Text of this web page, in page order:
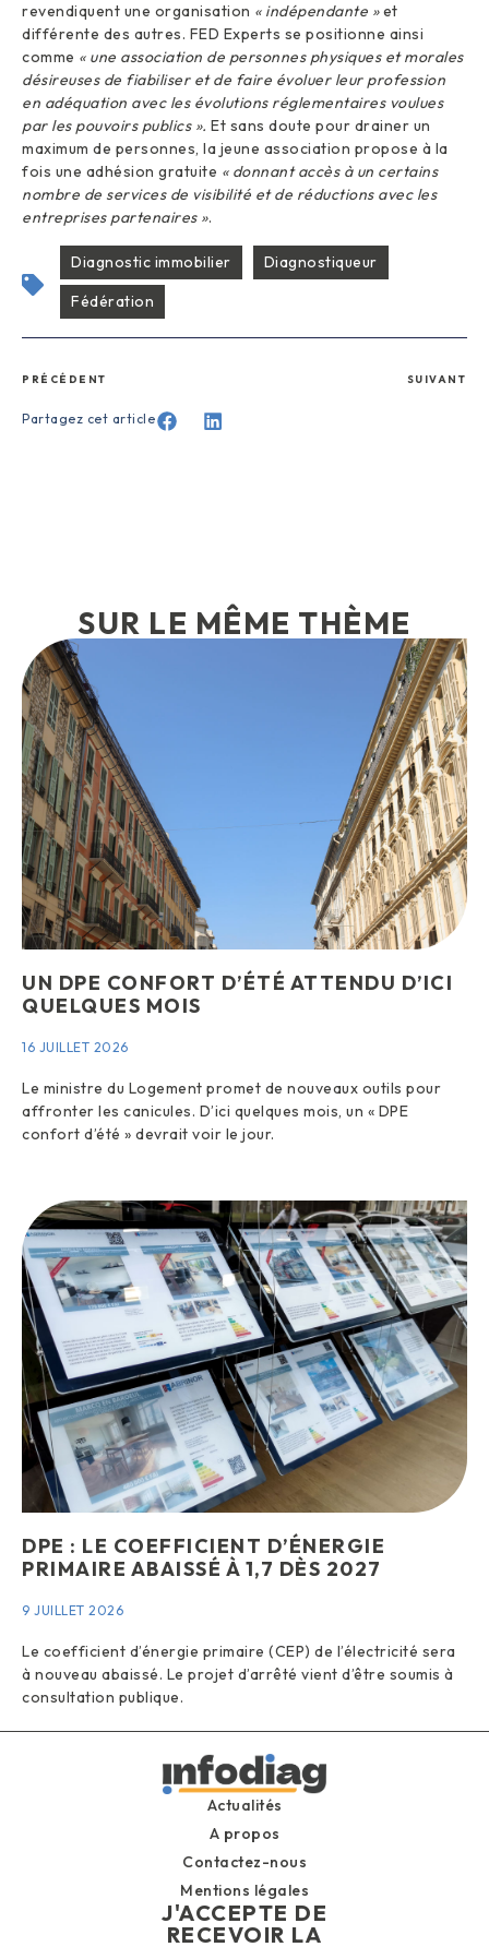
revendiquent une organisation « indépendante »et
différente des autres. FED Experts se positionne ainsi
comme « une association de personnes physiques et morales
désireuses de fiabiliser et de faire évoluer leur profession
en adéquation avec les évolutions réglementaires voulues
par les pouvoirs publics ». Et sans doute pour drainer un
maximum de personnes, la jeune association propose à la
fois une adhésion gratuite « donnant accès à un certains
nombre de services de visibilité et de réductions avec les
entreprises partenaires ».
Diagnostic immobilier
Diagnostiqueur
Fédération
PRÉCÉDENT SUIVANT
Partagez cet article
SUR LE MÊME THÈME
UN DPE CONFORT D’ÉTÉ ATTENDU D’ICI
QUELQUES MOIS
16 JUILLET 2026
Le ministre du Logement promet de nouveaux outils pour
affronter les canicules. D’ici quelques mois, un « DPE
confort d’été » devrait voir le jour.
DPE : LE COEFFICIENT D’ÉNERGIE
PRIMAIRE ABAISSÉ À 1,7 DÈS 2027
9 JUILLET 2026
Le coefficient d’énergie primaire (CEP) de l’électricité sera
à nouveau abaissé. Le projet d’arrêté vient d’être soumis à
consultation publique.
Actualités
A propos
Contactez-nous
Mentions légales
J'ACCEPTE DE
RECEVOIR LA